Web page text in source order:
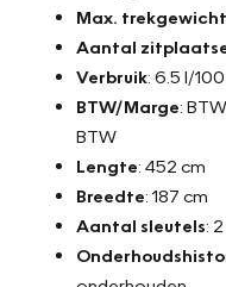
Max. trekgewicht
Aantal
Verbruik: 6.5 l/
BTW/Marge:
BTW
Lengte: 452 cm
Breedte: 187 cm
Aantal sleutels: 2